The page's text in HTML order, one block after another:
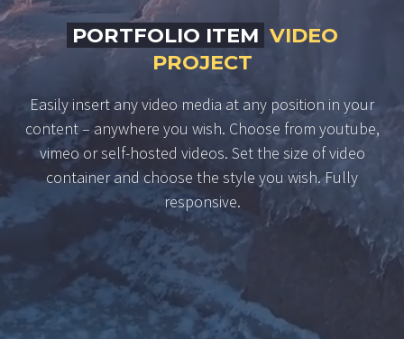
PORTFOLIO ITEM VIDEO
PROJECT
Easily insert any video media at any position in your
content – anywhere you wish. Choose from youtube,
vimeo or self-hosted videos. Set the size of video
container and choose the style you wish. Fully
responsive.